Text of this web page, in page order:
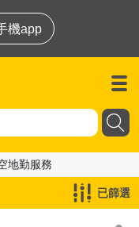
機app
地勤服務
已篩選